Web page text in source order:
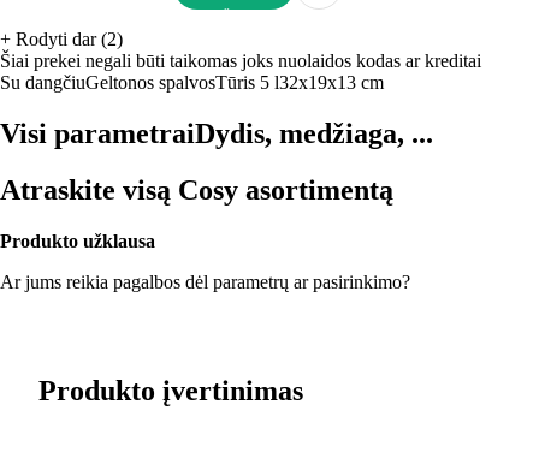
+ Rodyti dar (2)
Šiai prekei negali būti taikomas joks nuolaidos kodas ar kreditai
Su dangčiuGeltonos spalvosTūris 5 l32x19x13 cm
Visi parametraiDydis, medžiaga, ...
Atraskite visą Cosy asortimentą
Produkto užklausa
Ar jums reikia pagalbos dėl parametrų ar pasirinkimo?
Produkto įvertinimas